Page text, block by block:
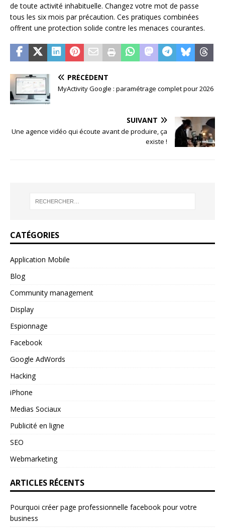
de toute activité inhabituelle. Changez votre mot de passe
tous les six mois par précaution. Ces pratiques combinées
offrent une protection solide contre les menaces courantes.
PRÉCÉDENT
MyActivity Google : paramétrage complet pour 2026
SUIVANT
Une agence vidéo qui écoute avant de produire, ça
existe !
CATÉGORIES
Application Mobile
Blog
Community management
Display
Espionnage
Facebook
Google AdWords
Hacking
iPhone
Medias Sociaux
Publicité en ligne
SEO
Webmarketing
ARTICLES RÉCENTS
Pourquoi créer page professionnelle facebook pour votre
business